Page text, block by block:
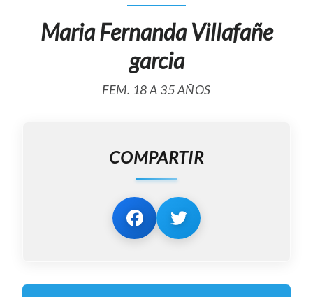
Maria Fernanda Villafañe
garcia
FEM. 18 A 35 AÑOS
COMPARTIR